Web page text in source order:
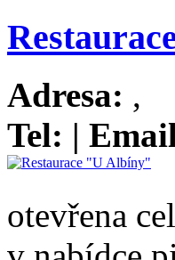
Adresa: ,
Tel: |
otevřena